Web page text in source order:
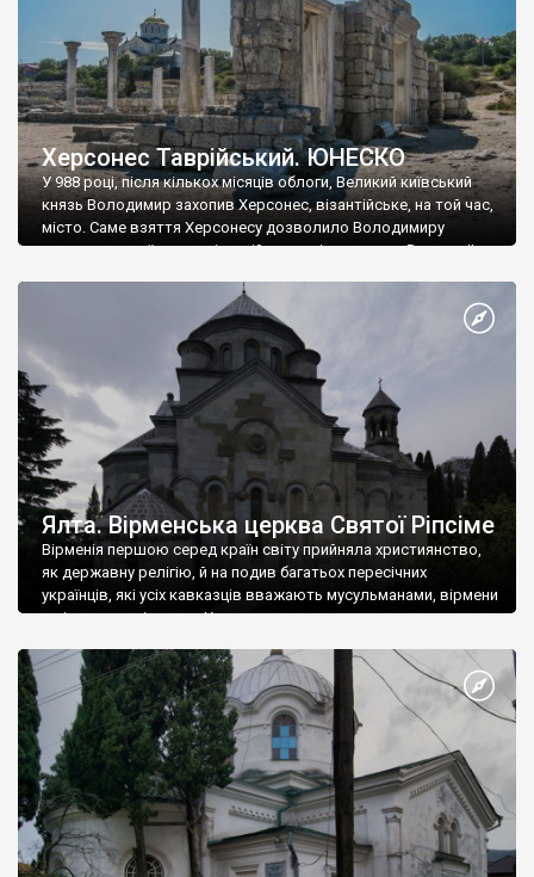
Херсонес Таврійський. ЮНЕСКО
У 988 році, після кількох місяців облоги, Великий київський
князь Володимир захопив Херсонес, візантійське, на той час,
місто. Саме взяття Херсонесу дозволило Володимиру
диктувати свої умови візантійському імператору Василю ІІ, та
Херсонесі Володимир-язичник, став Василем-християнином.
А потім було Хрещення Русі. На честь Херсонесу Таврійського
Ялта. Вірменська церква Святої Ріпсіме
Вірменія першою серед країн світу прийняла християнство,
як державну релігію, й на подив багатьох пересічних
українців, які усіх кавказців вважають мусульманами, вірмени
є відданими вірянами Христа